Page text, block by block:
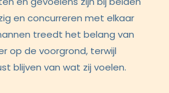
en concurreren met elkaar
treedt het belang van
op de voorgrond, terwijl
blijven van wat zij voelen.